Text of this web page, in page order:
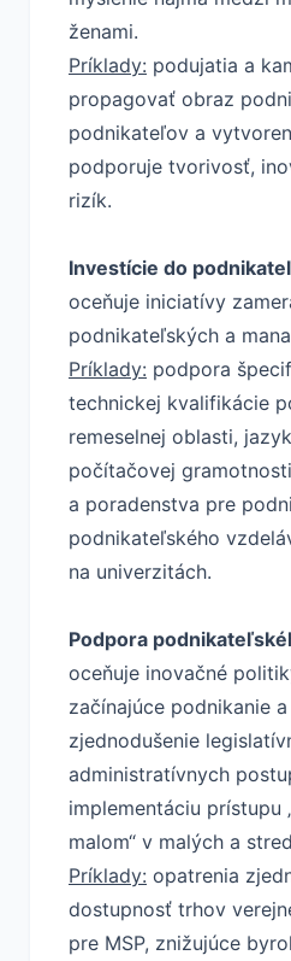
ženami.
Príklady: podujatia a
propagovať obraz
podnikateľov a
podporuje tvorivosť,
rizík.
Investície do
oceňuje iniciatívy
podnikateľských a
Príklady: podpora
technickej kvalifikácie
remeselnej oblasti,
počítačovej
a poradenstva pre
podnikateľského
na univerzitách.
Podpora
oceňuje inovačné
začínajúce podnikanie
zjednodušenie
administratívnych
implementáciu prístupu
malom“ v malých a
Príklady: opatrenia
dostupnosť trhov
pre MSP, znižujúce